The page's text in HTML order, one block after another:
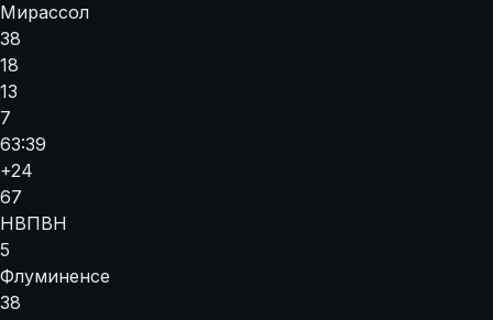
Мирассол
38
18
13
7
63:39
+24
67
НВПВН
5
Флуминенсе
38